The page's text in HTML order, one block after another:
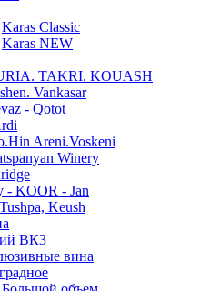
Karas Classic
Karas NEW
TAKRI. KOUASH
Vankasar
- Qotot
Areni.Voskeni
Winery
- KOOR - Jan
Keush
ВК3
вина